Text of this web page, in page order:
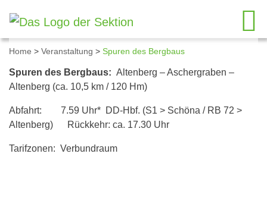
Home > Veranstaltung > Spuren des Bergbaus
Details zum Kalendereintrag
Spuren des Bergbaus: Altenberg – Aschergraben –
Altenberg (ca. 10,5 km / 120 Hm)
Abfahrt: 7.59 Uhr* DD-Hbf. (S1 > Schöna / RB 72 >
Altenberg) Rückkehr: ca. 17.30 Uhr
Tarifzonen: Verbundraum